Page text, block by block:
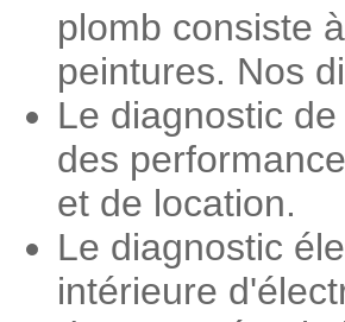
plomb consiste
peintures. Nos
Le diagnostic
des
et de location.
Le diagnostic
intérieure